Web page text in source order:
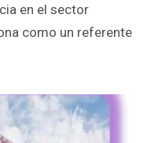
en el sector
como un referente